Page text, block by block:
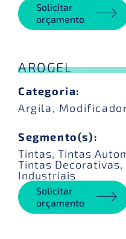
Solicitar
orçamento
AROGEL
Categoria:
Argila,
Segmento(s):
Tintas, Tintas
Tintas Decorativas,
Industriais
Solicitar
orçamento